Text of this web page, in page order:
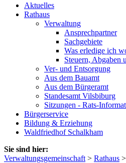
Aktuelles
Rathaus
Verwaltung
Ansprechpartner
Sachgebiete
Was erledige ich
Steuern, Abgaben
Ver- und Entsorgung
Aus dem Bauamt
Aus dem Bürgeramt
Standesamt Vilsbiburg
Sitzungen - Rats-
Bürgerservice
Bildung & Erziehung
Waldfriedhof Schalkham
Sie sind hier:
Verwaltungsgemeinschaft > Rathaus >